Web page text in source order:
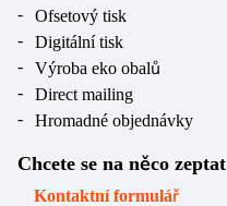
Ofsetový tisk
Digitální tisk
Výroba eko obalů
Direct mailing
Hromadné objednávky
Chcete se na něco
Kontaktní formulář